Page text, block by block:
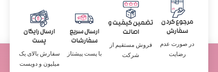
مرجوع کردن
سفارش
در صورت عدم
رضایت
تضمین کیفیت و
اصالت
فروش مستقیم از
شرکت
ارسال سریع
سفارشات
با پست پیشتاز
ارسال رایگان
پست
سفارش بالای یک
میلیون و دویست